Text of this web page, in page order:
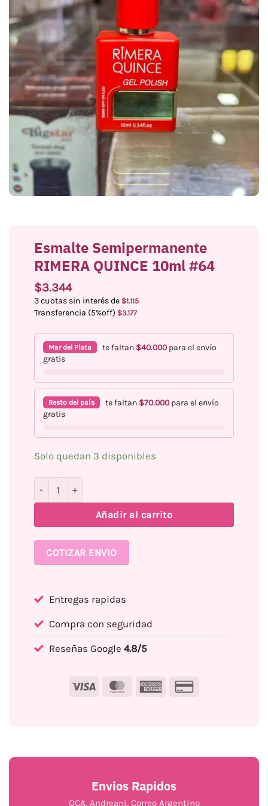
Esmalte Semipermanente
RIMERA QUINCE 10ml #64
$3.344
3 cuotas sin interés de $1.115
Transferencia (5%off) $3.177
Mar del Plata te faltan $40.000para el envío
gratis
Resto del país te faltan $70.000para el envío
gratis
Solo quedan 3 disponibles
Añadir al carrito
COTIZAR ENVIO
Entregas rapidas
Compra con seguridad
Reseñas Google 4.8/5
Visa MasterCardAmerican
Envios Rapidos
OCA, Andreani, Correo Argentino